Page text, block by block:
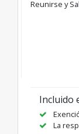
Reunirse y
Incluido
La